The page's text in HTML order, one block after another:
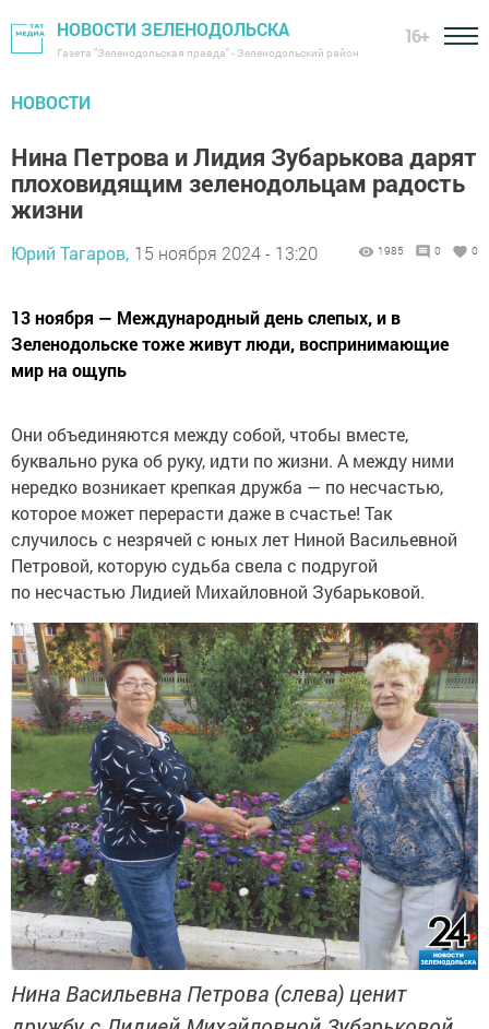
НОВОСТИ ЗЕЛЕНОДОЛЬСКА
Газета "Зеленодольская правда" - Зеленодольский район
16+
НОВОСТИ
Нина Петрова и Лидия Зубарькова дарят
плоховидящим зеленодольцам радость
жизни
Юрий Тагаров, 15 ноября 2024 - 13:20 1985 0 0
13 ноября — Международный день слепых, и в
Зеленодольске тоже живут люди, воспринимающие
мир на ощупь
Они объединяются между собой, чтобы вместе,
буквально рука об руку, идти по жизни. А между ними
нередко возникает крепкая дружба — по несчастью,
которое может перерасти даже в счастье! Так
случилось с незрячей с юных лет Ниной Васильевной
Петровой, которую судьба свела с подругой
по несчастью Лидией Михайловной Зубарьковой.
Нина Васильевна Петрова (слева) ценит